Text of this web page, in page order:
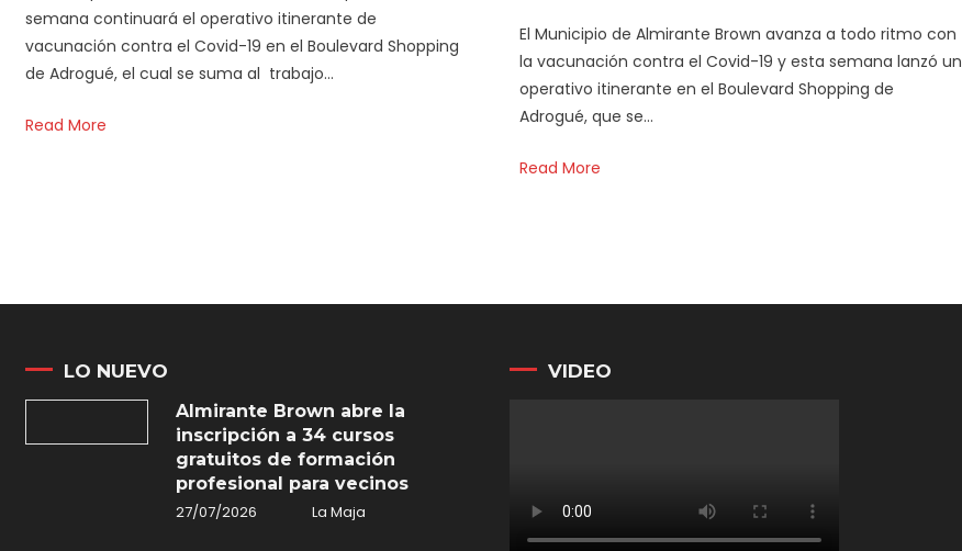
semana continuará el operativo itinerante de
vacunación contra el Covid-19 en el Boulevard Shopping
de Adrogué, el cual se suma al trabajo…
Read More
El Municipio de Almirante Brown avanza a todo ritmo con
la vacunación contra el Covid-19 y esta semana lanzó un
operativo itinerante en el Boulevard Shopping de
Adrogué, que se…
Read More
LO NUEVO
Almirante Brown abre la
inscripción a 34 cursos
gratuitos de formación
profesional para vecinos
27/07/2026
La Maja
VIDEO